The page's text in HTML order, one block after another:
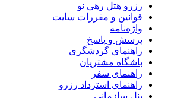
رزرو هتل رهی نو
قوانین و مقررات سایت
واژه‌نامه
پرسش و پاسخ
راهنمای گردشگری
باشگاه مشتریان
راهنمای سفر
راهنمای استرداد رزرو